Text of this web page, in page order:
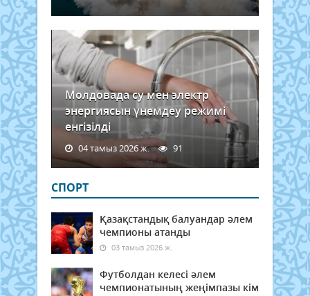
Молдовада су мен электр
энергиясын үнемдеу режимі
енгізілді
04 тамыз 2026 ж. 91
СПОРТ
Қазақстандық балуандар әлем
чемпионы атанды
03 тамыз 2026 ж.
Футболдан келесі әлем
чемпионатының жеңімпазы кім